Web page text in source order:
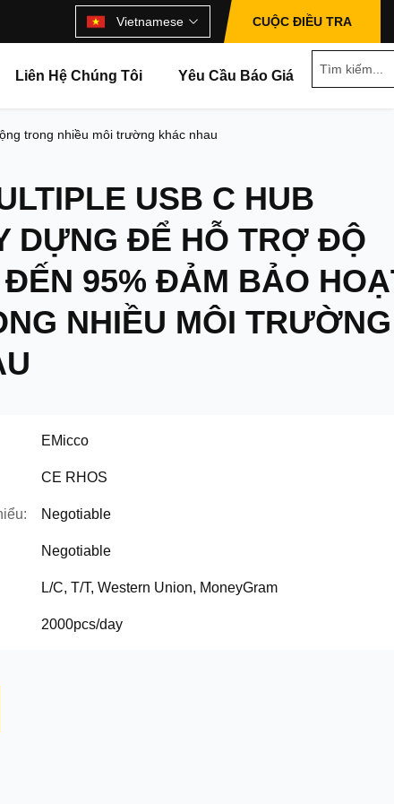
Vietnamese CUỘC ĐIỀU TRA
Liên Hệ Chúng Tôi Yêu Cầu Báo Giá
trong nhiều môi trường khác nhau
USB C HUB
DỰNG ĐỂ HỖ TRỢ ĐỘ
95% ĐẢM BẢO
NHIỀU MÔI TRƯỜNG
EMicco
CE RHOS
Negotiable
Negotiable
L/C, T/T, Western Union, MoneyGram
2000pcs/day